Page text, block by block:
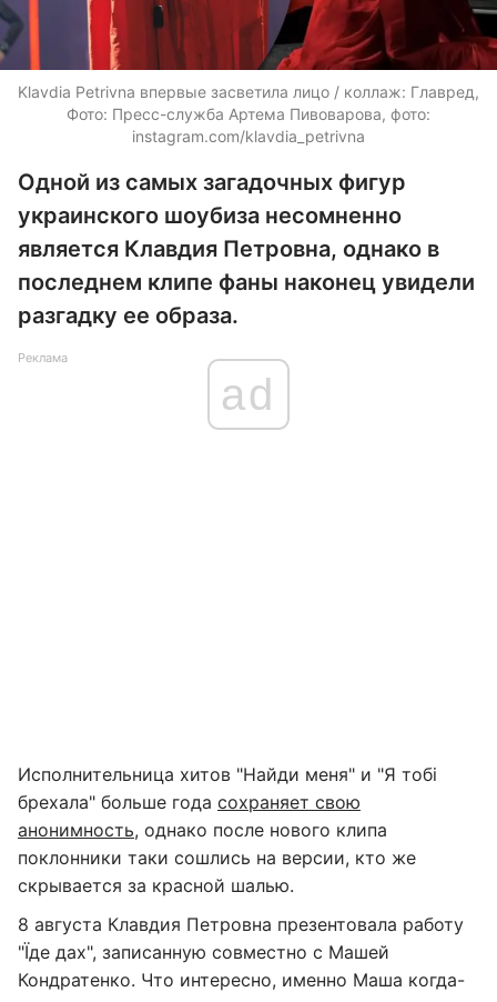
Klavdia Petrivna впервые засветила лицо / коллаж: Главред,
Фото: Пресс-служба Артема Пивоварова, фото:
instagram.com/klavdia_petrivna
Одной из самых загадочных фигур
украинского шоубиза несомненно
является Клавдия Петровна, однако в
последнем клипе фаны наконец увидели
разгадку ее образа.
Реклама
ad
Исполнительница хитов "Найди меня" и "Я тобі
брехала" больше года сохраняет свою
анонимность, однако после нового клипа
поклонники таки сошлись на версии, кто же
скрывается за красной шалью.
8 августа Клавдия Петровна презентовала работу
"Їде дах", записанную совместно с Машей
Кондратенко. Что интересно, именно Маша когда-